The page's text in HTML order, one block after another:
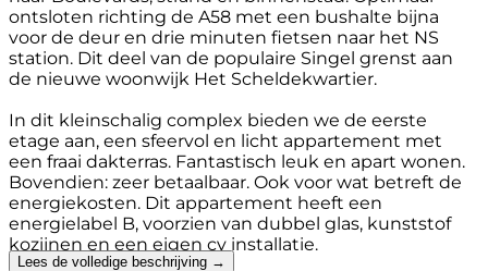
ontsloten richting de A58 met een bushalte bijna
voor de deur en drie minuten fietsen naar het NS
station. Dit deel van de populaire Singel grenst aan
de nieuwe woonwijk Het Scheldekwartier.
In dit kleinschalig complex bieden we de eerste
etage aan, een sfeervol en licht appartement met
een fraai dakterras. Fantastisch leuk en apart wonen.
Bovendien: zeer betaalbaar. Ook voor wat betreft de
energiekosten. Dit appartement heeft een
energielabel B, voorzien van dubbel glas, kunststof
kozijnen en een eigen cv installatie.
Lees de volledige beschrijving →